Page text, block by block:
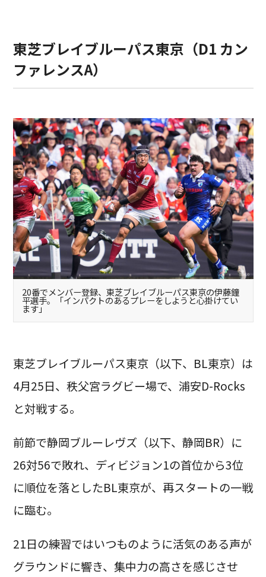
東芝ブレイブルーパス東京（D1 カン
ファレンスA）
20番でメンバー登録、東芝ブレイブルーパス東京の伊藤鐘
平選手。「インパクトのあるプレーをしようと心掛けてい
ます」
東芝ブレイブルーパス東京（以下、BL東京）は
4月25日、秩父宮ラグビー場で、浦安D-Rocks
と対戦する。
前節で静岡ブルーレヴズ（以下、静岡BR）に
26対56で敗れ、ディビジョン1の首位から3位
に順位を落としたBL東京が、再スタートの一戦
に臨む。
21日の練習ではいつものように活気のある声が
グラウンドに響き、集中力の高さを感じさせ